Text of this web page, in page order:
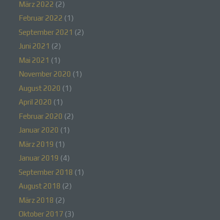
März 2022 (2)
Februar 2022 (1)
September 2021 (2)
Juni 2021 (2)
Mai 2021 (1)
November 2020 (1)
August 2020 (1)
April 2020 (1)
Februar 2020 (2)
Januar 2020 (1)
März 2019 (1)
Januar 2019 (4)
September 2018 (1)
August 2018 (2)
März 2018 (2)
Oktober 2017 (3)
a) personenbezogene Daten
Personenbezogene Daten sind alle
Informationen, die sich auf eine identifizierte oder
„betroffene Person") beziehen. Als identifizierbar
wird eine natürliche Person angesehen, die direkt
oder indirekt, insbesondere mittels Zuordnung zu
einer Kennung wie einem Namen, zu einer
Kennung oder zu einem oder mehreren
besonderen Merkmalen, die Ausdruck der
physischen, physiologischen, genetischen,
psychischen, wirtschaftlichen, kulturellen oder
identifiziert werden kann.
b) betroffene Person